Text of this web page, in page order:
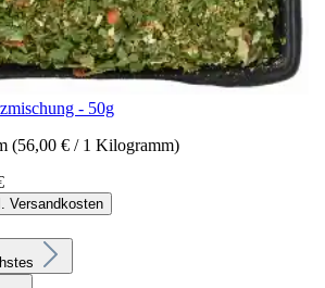
- 50g
(56,00 € / 1 Kilogramm)
Versandkosten